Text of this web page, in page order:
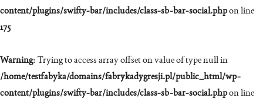
content/plugins/swifty-bar/includes/class-sb-bar-social.phpon line
175
Warning: Trying to access array offset on value of type null in
/home/testfabyka/domains/fabrykadygresji.pl/public_html/wp-
content/plugins/swifty-bar/includes/class-sb-bar-social.phpon line